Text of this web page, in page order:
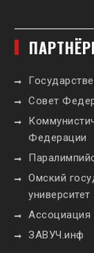
Совет
Федерации
Омский
университет
Ассоциация
ЗАВУЧ.инф